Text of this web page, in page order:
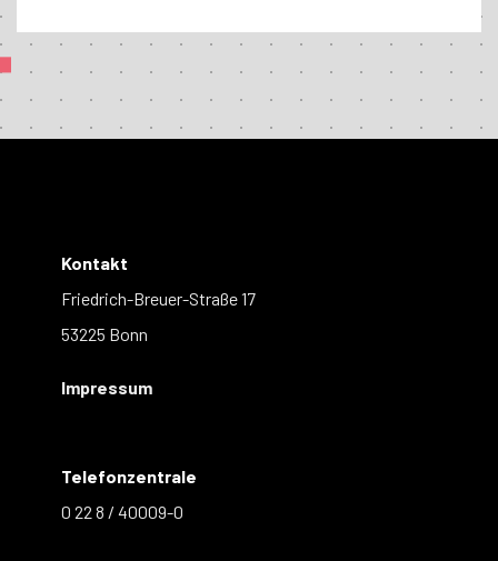
Kontakt
Friedrich-Breuer-Straße 17
53225 Bonn
Impressum
Telefonzentrale
0 22 8 / 40009-0